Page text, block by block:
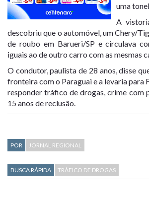
uma
A
descobriu que o automóvel, um Chery/
de roubo em Barueri/SP e circulava
iguais ao de outro carro com as mesmas
O condutor, paulista de 28 anos, disse
fronteira com o Paraguai e a levaria para
responder tráfico de drogas, crime com
15 anos de reclusão.
POR JORNAL REGIONAL
BUSCA RÁPIDA TRÁFICO DE DROGAS